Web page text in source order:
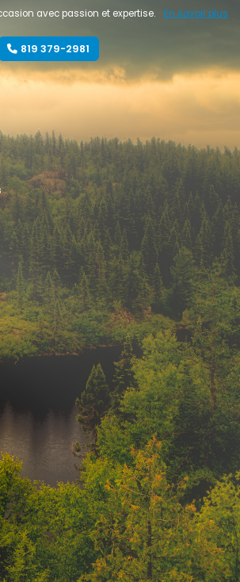
avec passion et expertise.
En savoir plus
819 379-2981